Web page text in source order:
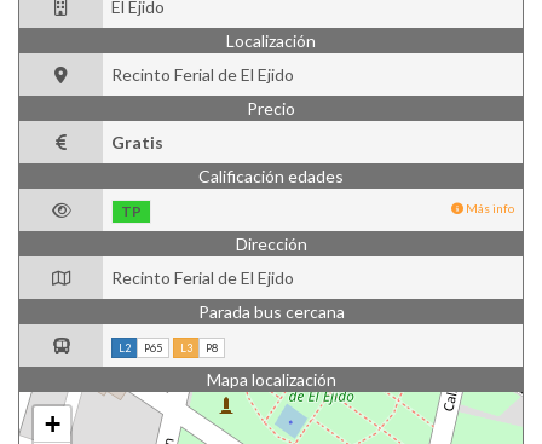
El Ejido
Localización
Recinto Ferial de El Ejido
Precio
Gratis
Calificación edades
TP Más info
Dirección
Recinto Ferial de El Ejido
Parada bus cercana
L2 P65 L3 P8
Mapa localización
+